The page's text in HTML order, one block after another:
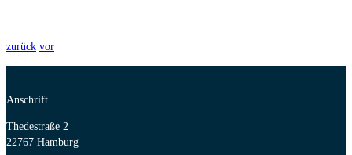
zurück vor
Anschrift
Thedestraße 2
22767 Hamburg